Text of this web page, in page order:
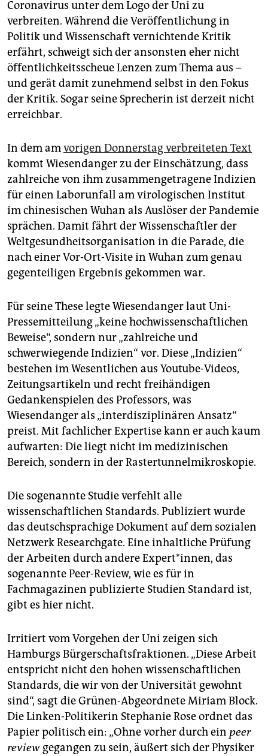
Coronavirus unter dem Logo der Uni zu
verbreiten. Während die Veröffentlichung in
Politik und Wissenschaft vernichtende Kritik
erfährt, schweigt sich der ansonsten eher nicht
öffentlichkeitsscheue Lenzen zum Thema aus –
und gerät damit zunehmend selbst in den Fokus
der Kritik. Sogar seine Sprecherin ist derzeit nicht
erreichbar.
In dem amvorigen Donnerstag verbreiteten Text
kommt Wiesendanger zu der Einschätzung, dass
zahlreiche von ihm zusammengetragene Indizien
für einen Laborunfall am virologischen Institut
im chinesischen Wuhan als Auslöser der Pandemie
sprächen. Damit fährt der Wissenschaftler der
Weltgesundheitsorganisation in die Parade, die
nach einer Vor-Ort-Visite in Wuhan zum genau
gegenteiligen Ergebnis gekommen war.
Für seine These legte Wiesendanger laut Uni-
Pressemitteilung „keine hochwissenschaftlichen
Beweise“, sondern nur „zahlreiche und
schwerwiegende Indizien“ vor. Diese „Indizien“
bestehen im Wesentlichen aus Youtube-Videos,
Zeitungsartikeln und recht freihändigen
Gedankenspielen des Professors, was
Wiesendanger als „interdisziplinären Ansatz“
preist. Mit fachlicher Expertise kann er auch kaum
aufwarten: Die liegt nicht im medizinischen
Bereich, sondern in der Rastertunnelmikroskopie.
Die sogenannte Studie verfehlt alle
wissenschaftlichen Standards. Publiziert wurde
das deutschsprachige Dokument auf dem sozialen
Netzwerk Researchgate. Eine inhaltliche Prüfung
der Arbeiten durch andere Expert*in­nen, das
sogenannte Peer-Review, wie es für in
Fachmagazinen publizierte Studien Standard ist,
gibt es hier nicht.
Irritiert vom Vorgehen der Uni zeigen sich
Hamburgs Bürgerschaftsfraktionen. „Diese Arbeit
entspricht nicht den hohen wissenschaftlichen
Standards, die wir von der Universität gewohnt
sind“, sagt die Grünen-Abgeordnete Miriam Block.
Die Linken-Politikerin Stephanie Rose ordnet das
Papier politisch ein: „Ohne vorher durch ein peer
review gegangen zu sein, äußert sich der Physiker